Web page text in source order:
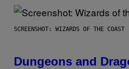
SCREENSHOT: WIZARDS OF THE COAST
Dungeons and